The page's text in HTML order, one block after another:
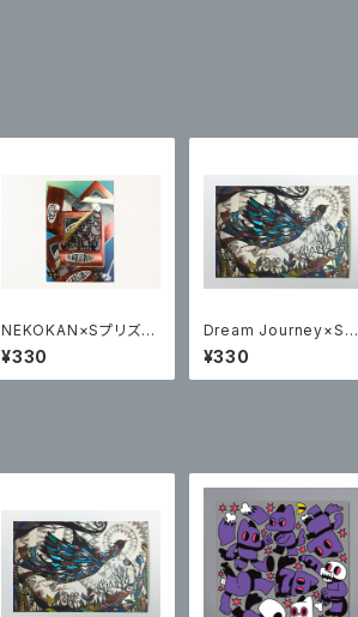
NEKOKAN×Sプリズム
ポストカード
¥330
Dream Journey×Sプ
リズムポストカード
¥330